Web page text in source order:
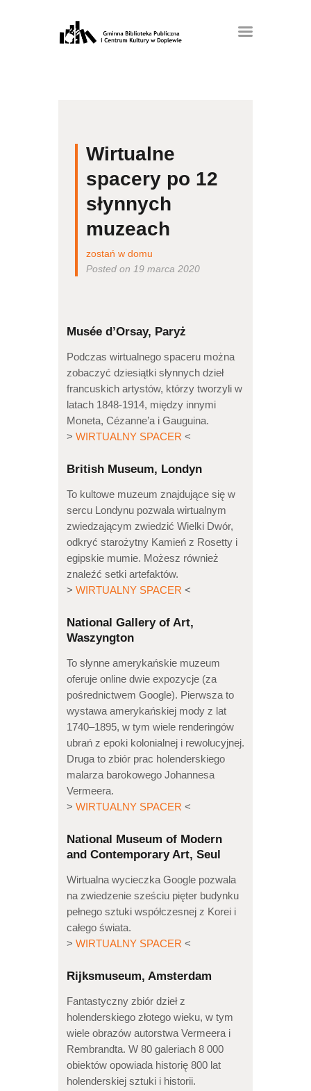
Wirtualne
spacery po 12
słynnych
muzeach
zostań w domu
Posted on 19 marca 2020
Musée d’Orsay, Paryż
Podczas wirtualnego spaceru można
zobaczyć dziesiątki słynnych dzieł
francuskich artystów, którzy tworzyli w
latach 1848-1914, między innymi
Moneta, Cézanne’a i Gauguina.
> WIRTUALNY SPACER <
British Museum, Londyn
To kultowe muzeum znajdujące się w
sercu Londynu pozwala wirtualnym
zwiedzającym zwiedzić Wielki Dwór,
odkryć starożytny Kamień z Rosetty i
egipskie mumie. Możesz również
znaleźć setki artefaktów.
> WIRTUALNY SPACER <
National Gallery of Art,
Waszyngton
To słynne amerykańskie muzeum
oferuje online dwie expozycje (za
pośrednictwem Google). Pierwsza to
wystawa amerykańskiej mody z lat
1740–1895, w tym wiele renderingów
ubrań z epoki kolonialnej i rewolucyjnej.
Druga to zbiór prac holenderskiego
malarza barokowego Johannesa
Vermeera.
> WIRTUALNY SPACER <
National Museum of Modern
and Contemporary Art, Seul
Wirtualna wycieczka Google pozwala
na zwiedzenie sześciu pięter budynku
pełnego sztuki współczesnej z Korei i
całego świata.
> WIRTUALNY SPACER <
Rijksmuseum, Amsterdam
Fantastyczny zbiór dzieł z
holenderskiego złotego wieku, w tym
wiele obrazów autorstwa Vermeera i
Rembrandta. W 80 galeriach 8 000
obiektów opowiada historię 800 lat
holenderskiej sztuki i historii.